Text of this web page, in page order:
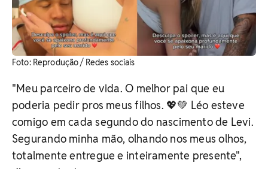
​Foto: Reprodução / Redes sociais
"Meu parceiro de vida. O melhor pai que eu
poderia pedir pros meus filhos. 💖💚 Léo esteve
comigo em cada segundo do nascimento de Levi.
Segurando minha mão, olhando nos meus olhos,
totalmente entregue e inteiramente presente",